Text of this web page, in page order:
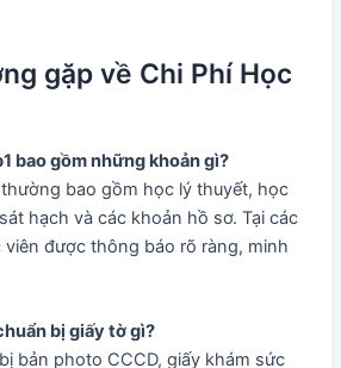
gặp về Chi Phí Học
bao gồm những khoản gì?
bao gồm học lý thuyết, học
hạch và các khoản hồ sơ. Tại các
được thông báo rõ ràng, minh
bị giấy tờ gì?
bản photo CCCD, giấy khám sức